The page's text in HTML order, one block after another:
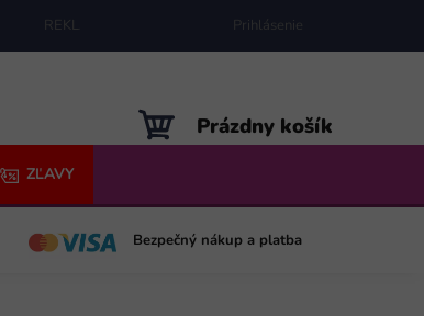
REKLAMÁCIE MAPA SERVERU
Prihlásenie
NÁKUPNÝ
KOŠÍK
Prázdny košík
ZĽAVY
Bezpečný nákup a platba